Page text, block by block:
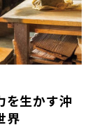
を生かす沖
界